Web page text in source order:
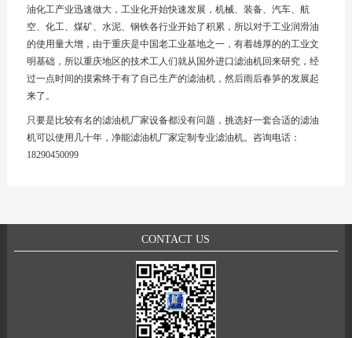
油化工产业迅速做大，工业化开始快速发展，机械、装备、汽车、航
空、化工、煤矿、水泥、钢铁各行业开始了积累，所以对于工业润滑油
的使用量大增，由于重庆是中国老工业基地之一，有着雄厚的的工业文
明基础，所以重庆地区的技术工人们就从国外进口滤油机回来研究，经
过一点时间的摸索终于有了自己生产的滤油机，然后雨后春笋的发展起
来了。
只要是比较有名的滤油机厂家设备都没有问题，挑选好一套合适的滤油
机可以使用几十年，净能滤油机厂家定制专业滤油机。咨询电话：
18290450099
CONTACT US